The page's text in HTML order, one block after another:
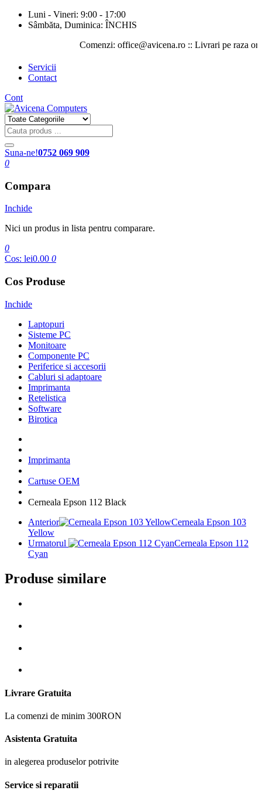
Luni - Vineri: 9:00 - 17:00
Sâmbăta, Duminica: ÎNCHIS
Comenzi: office@avicena.ro :: Livrari pe raza
Servicii
Contact
Cont
Suna-ne!0752 069 909
0
Compara
Inchide
Nici un produs in lista pentru comparare.
0
Cos: lei0.00 0
Cos Produse
Inchide
Laptopuri
Sisteme PC
Monitoare
Componente PC
Periferice si accesorii
Cabluri si adaptoare
Imprimanta
Retelistica
Software
Birotica
Imprimanta
Cartuse OEM
Cerneala Epson 112 Black
Anterior
Cerneala Epson 103
Yellow
Urmatorul
Cerneala Epson 112
Cyan
Produse similare
Livrare Gratuita
La comenzi de minim 300RON
Asistenta Gratuita
in alegerea produselor potrivite
Service si reparatii